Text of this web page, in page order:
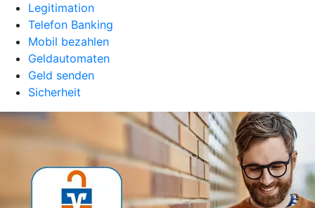
Legitimation
Telefon Banking
Mobil bezahlen
Geldautomaten
Geld senden
Sicherheit